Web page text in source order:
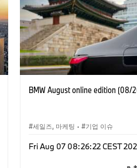
BMW August online edition (08/
세일즈, 마케팅 · 기업 이슈
Fri Aug 07 08:26:22 CEST